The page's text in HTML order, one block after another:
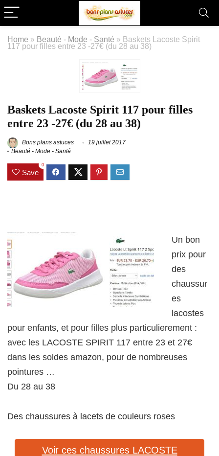
Home » Beauté - Mode - Santé » Baskets Lacoste Spirit
117 pour filles entre 23 -27€ (du 28 au 38)
Baskets Lacoste Spirit 117 pour filles
entre 23 -27€ (du 28 au 38)
Bons plans astuces
19 juillet 2017
Beauté - Mode - Santé
Save
0
Un bon
prix pour
des
chaussur
es
lacostes
pour enfants, et pour filles plus particulierement :
avec les LACOSTE SPIRIT 117 entre 23 et 27€
dans les soldes amazon, pour de nombreuses
pointures …
Du 28 au 38
Des chaussures à lacets de couleurs roses
Voir ces chaussures LACOSTE